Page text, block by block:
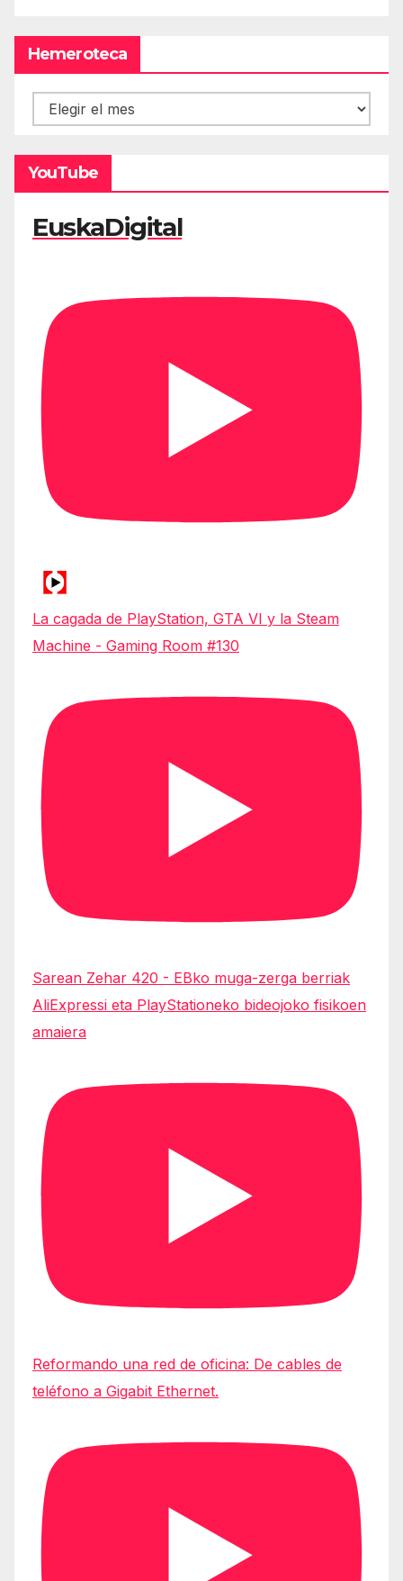
Hemeroteca
Hemeroteca
YouTube
EuskaDigital
La cagada de PlayStation, GTA VI y la Steam
Machine - Gaming Room #130
Sarean Zehar 420 - EBko muga-zerga berriak
AliExpressi eta PlayStationeko bideojoko fisikoen
amaiera
Reformando una red de oficina: De cables de
teléfono a Gigabit Ethernet.